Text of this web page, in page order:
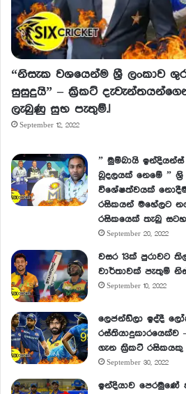
“නිසැක වශයෙන්ම ශ්‍රී ලංකාව
සුසුදුයි” – ක්‍රිකට්
ලැබුණු සුභ පැතුම්.!
September 12, 2022
” මුම්බායි
බූදලයක් නෙමේ ”
විශේෂත්වයක්
රසිකයන් මහේලට
රසිකයෙක් තැබු
September 20, 2022
වසර 13ක් පුරාවට
වාර්තාවක් පැතුම්
September 10, 2022
ලෙජන්ඩ්ලා ඉද්දී
රස්තියාදුකාරයෙක්ව
ගැන ක්‍රිකට්
September 30, 2022
ඉන්දියාව පෙරමුණේ